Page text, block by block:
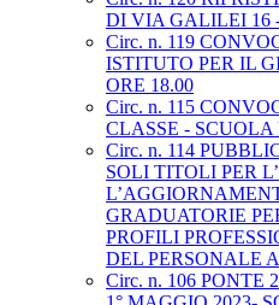
DI VIA GALILEI 16
Circ. n. 119
ISTITUTO PER IL
ORE 18.00
Circ. n. 115
CLASSE -
Circ. n. 114
SOLI TITOLI PER
GRADUATORIE
PROFILI
DEL PERSONALE
Circ. n. 106 PONTE